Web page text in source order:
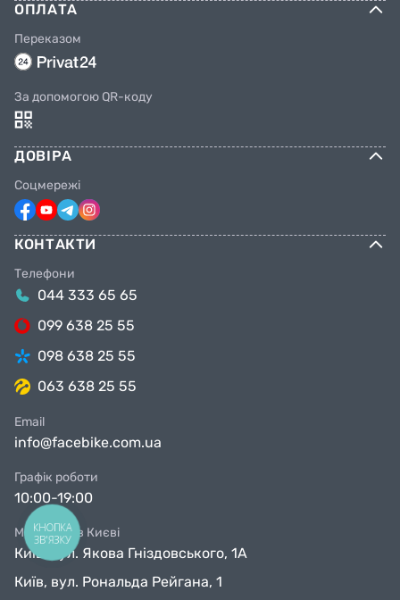
ОПЛАТА
Переказом
За допомогою QR-коду
ДОВІРА
Соцмережі
КОНТАКТИ
Телефони
044 333 65 65
099 638 25 55
098 638 25 55
063 638 25 55
Email
info@facebike.com.ua
Графік роботи
10:00-19:00
Магазини в Києві
Київ, вул. Якова Гніздовського, 1А
Київ, вул. Рональда Рейгана, 1
КНОПКА
ЗВ'ЯЗКУ